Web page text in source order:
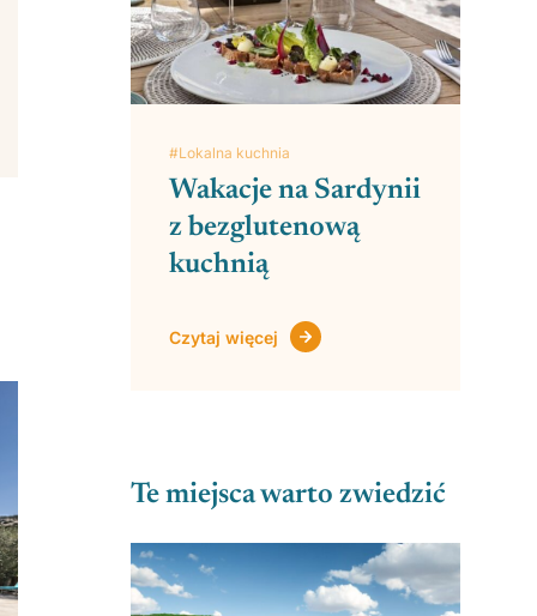
#Lokalna kuchnia
Wakacje na Sardynii
z bezglutenową
kuchnią
Czytaj więcej
Te miejsca warto zwiedzić